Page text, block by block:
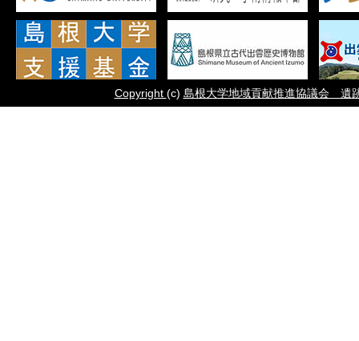
Copyright (c) 島根大学地域貢献推進協議会 遺